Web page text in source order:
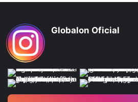
Globalon Oficial